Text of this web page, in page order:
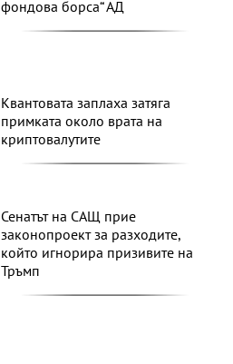
фондова борса“ АД
Квантовата заплаха затяга
примката около врата на
криптовалутите
Сенатът на САЩ прие
законопроект за разходите,
който игнорира призивите на
Тръмп